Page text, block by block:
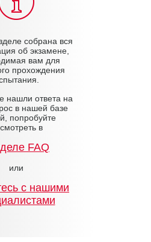
собрана вся
об экзамене,
вам для
прохождения
нашли ответа на
в нашей базе
попробуйте
в
FAQ
или
с нашими